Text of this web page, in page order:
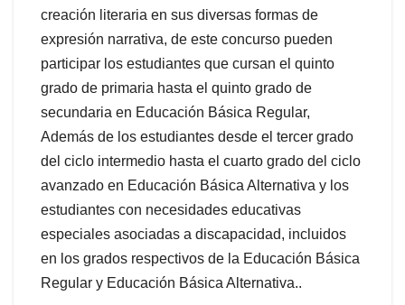
creación literaria en sus diversas formas de
expresión narrativa, de este concurso pueden
participar los estudiantes que cursan el quinto
grado de primaria hasta el quinto grado de
secundaria en Educación Básica Regular,
Además de los estudiantes desde el tercer grado
del ciclo intermedio hasta el cuarto grado del ciclo
avanzado en Educación Básica Alternativa y los
estudiantes con necesidades educativas
especiales asociadas a discapacidad, incluidos
en los grados respectivos de la Educación Básica
Regular y Educación Básica Alternativa..